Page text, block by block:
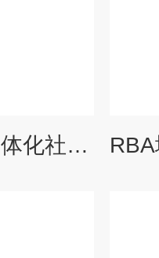
RBA小型地埋式一体化社区污水处理设备有哪些